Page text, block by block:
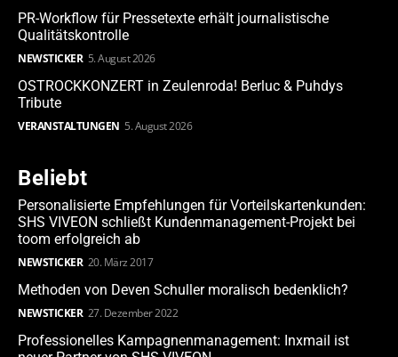
PR-Workflow für Pressetexte erhält journalistische
Qualitätskontrolle
NEWSTICKER 5. August 2026
OSTROCKKONZERT in Zeulenroda! Berluc & Puhdys
Tribute
VERANSTALTUNGEN 5. August 2026
Beliebt
Personalisierte Empfehlungen für Vorteilskartenkunden:
SHS VIVEON schließt Kundenmanagement-Projekt bei
toom erfolgreich ab
NEWSTICKER 20. März 2017
Methoden von Deven Schuller moralisch bedenklich?
NEWSTICKER 27. Dezember 2022
Professionelles Kampagnenmanagement: Inxmail ist